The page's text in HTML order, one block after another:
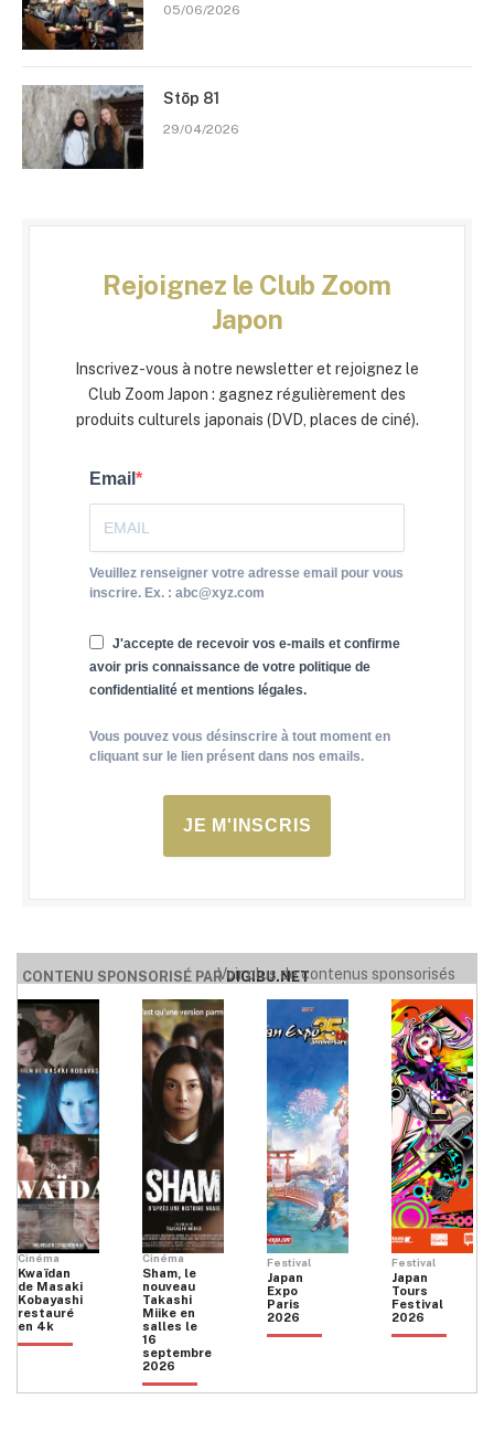
05/06/2026
Stōp 81
29/04/2026
Rejoignez le Club Zoom
Japon
Inscrivez-vous à notre newsletter et rejoignez le
Club Zoom Japon : gagnez régulièrement des
produits culturels japonais (DVD, places de ciné).
Email
Veuillez renseigner votre adresse email pour vous
inscrire. Ex. : abc@xyz.com
J'accepte de recevoir vos e-mails et confirme
avoir pris connaissance de votre politique de
confidentialité et mentions légales.
Vous pouvez vous désinscrire à tout moment en
cliquant sur le lien présent dans nos emails.
JE M'INSCRIS
CONTENU SPONSORISÉ PARDIGIBU.NET
Voir plus de contenus sponsorisés
Cinéma
Kwaïdan
de Masaki
Kobayashi
restauré
en 4k
Cinéma
Sham, le
nouveau
Takashi
Miike en
salles le
16
septembre
2026
Festival
Japan
Expo
Paris
2026
Festival
Japan
Tours
Festival
2026